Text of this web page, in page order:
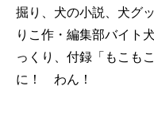
掘り、犬の小説、犬グ
りこ作・編集部バイト
っくり、付録「もこも
に！ わん！